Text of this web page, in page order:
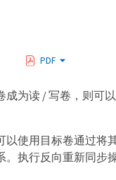
PDF
为读 / 写卷，则可
使用目标卷通过将
执行反向重新同步